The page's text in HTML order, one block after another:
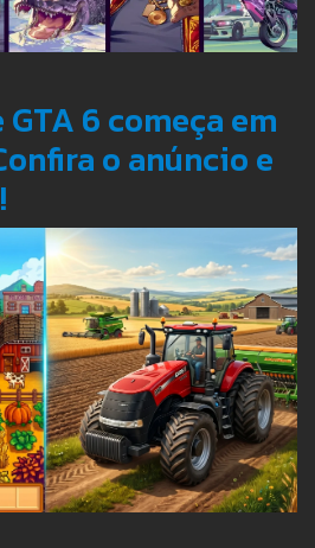
6 começa em
o anúncio e